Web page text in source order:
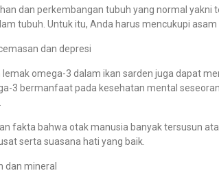
dan perkembangan tubuh yang normal
tubuh. Untuk itu, Anda harus mencukupi
dan depresi
omega-3 dalam ikan sarden juga dapat
3 bermanfaat pada kesehatan mental
fakta bahwa otak manusia banyak tersusun
serta suasana hati yang baik.
dan mineral